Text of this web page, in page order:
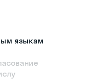
языкам